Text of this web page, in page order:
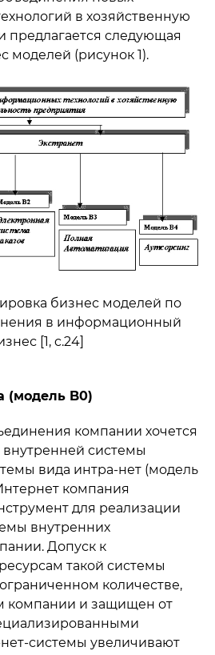
в хозяйственную
предлагается следующая
моделей (рисунок 1).
бизнес моделей по
в информационный
[1, c.24]
(мoдель B0)
компании хочется
системы
вида интра-нет (мoдель
компания
для реализации
внутренних
Допуск к
такой системы
количестве,
компании и защищен от
системы увеличивают